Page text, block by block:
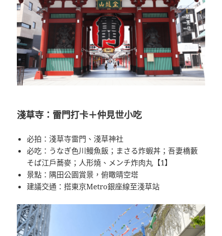
淺草寺：雷門打卡＋仲見世小吃
必拍：淺草寺雷門、淺草神社
必吃：うなぎ色川鰻魚飯；まさる炸蝦丼；吾妻橋藪
そば江戶蕎麥；人形燒、メンチ炸肉丸【1】
景點：隅田公園賞景，俯瞰晴空塔
建議交通：搭東京Metro銀座線至淺草站